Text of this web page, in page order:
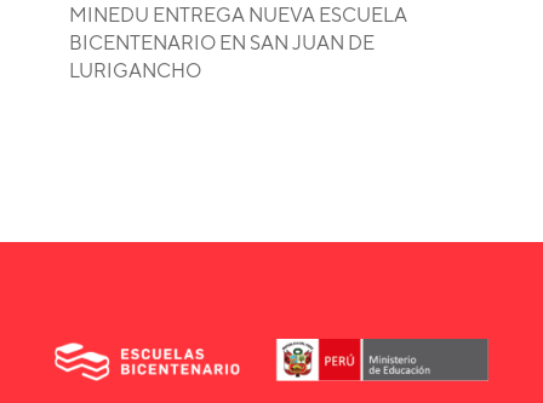
MINEDU ENTREGA NUEVA ESCUELA
BICENTENARIO EN SAN JUAN DE
LURIGANCHO